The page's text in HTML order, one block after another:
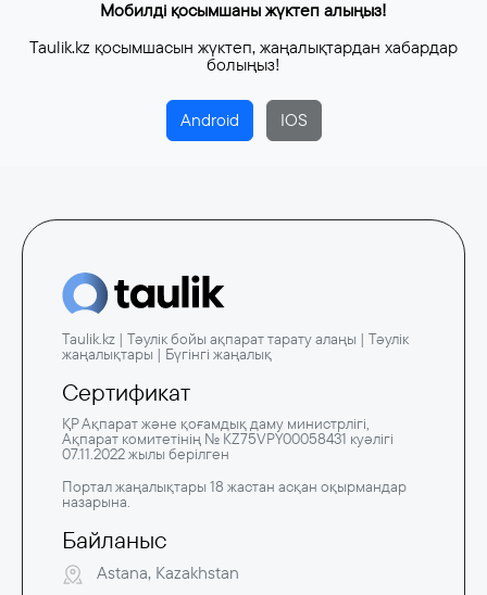
Мобилді қосымшаны жүктеп алыңыз!
Taulik.kz қосымшасын жүктеп, жаңалықтардан хабардар
болыңыз!
Android IOS
Taulik.kz | Тәулік бойы ақпарат тарату алаңы | Тәулік
жаңалықтары | Бүгінгі жаңалық
Сертификат
ҚР Ақпарат және қоғамдық даму министрлігі,
Ақпарат комитетінің № KZ75VPY00058431 куәлігі
07.11.2022 жылы берілген
Портал жаңалықтары 18 жастан асқан оқырмандар
назарына.
Байланыс
Astana, Kazakhstan